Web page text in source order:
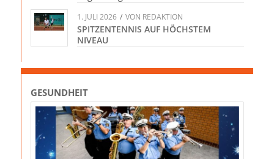
1. JULI 2026 / VON REDAKTION
SPITZENTENNIS AUF HÖCHSTEM
NIVEAU
GESUNDHEIT